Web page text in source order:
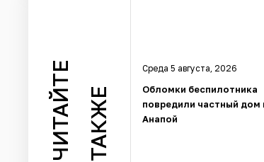
ЧИТАЙТЕ ТАКЖЕ
Среда 5 августа, 2026
Обломки беспилотника
повредили частный дом
Анапой